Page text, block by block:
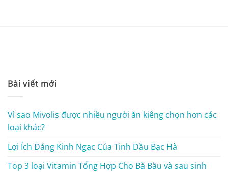
Bài viết mới
Vì sao Mivolis được nhiều người ăn kiêng chọn hơn các
loại khác?
Lợi Ích Đáng Kinh Ngạc Của Tinh Dầu Bạc Hà
Top 3 loại Vitamin Tổng Hợp Cho Bà Bầu và sau sinh